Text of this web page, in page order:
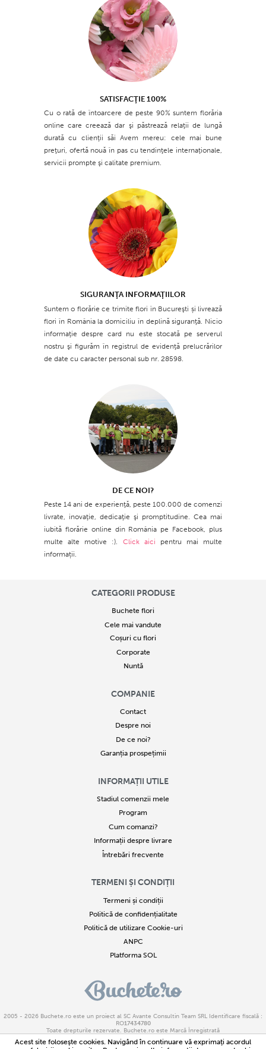
SATISFACŢIE 100%
Cu o rată de întoarcere de peste 90% suntem florăria
online care creează dar şi păstrează relaţii de lungă
durată cu clienţii săi Avem mereu: cele mai bune
preţuri, ofertă nouă în pas cu tendinţele internaţionale,
servicii prompte şi calitate premium.
SIGURANŢA INFORMAŢIILOR
Suntem o florărie ce trimite flori în Bucureşti și livrează
flori în România la domiciliu în deplină siguranţă. Nicio
informaţie despre card nu este stocată pe serverul
nostru şi figurăm în registrul de evidenţă prelucrărilor
de date cu caracter personal sub nr. 28598.
DE CE NOI?
Peste 14 ani de experienţă, peste 100.000 de comenzi
livrate, inovaţie, dedicaţie şi promptitudine. Cea mai
iubită florărie online din România pe Facebook, plus
multe alte motive :). Click aici pentru mai multe
informații.
CATEGORII PRODUSE
Buchete flori
Cele mai vandute
Coșuri cu flori
Corporate
Nuntă
COMPANIE
Contact
Despre noi
De ce noi?
Garanția prospețimii
INFORMAȚII UTILE
Stadiul comenzii mele
Program
Cum comanzi?
Informații despre livrare
Întrebări frecvente
TERMENI ȘI CONDIȚII
Termeni și condiții
Politică de confidențialitate
Politică de utilizare Cookie-uri
ANPC
Platforma SOL
2005 - 2026 Buchete.ro este un proiect al SC Avante Consultin Team SRL Identificare fiscală :
RO17434780
Toate drepturile rezervate. Buchete.ro este Marcă Înregistrată
Copierea parțială sau integrală a textelor sau imaginilor este strict interzisă. Încălcarea acestor
drepturi reprezintă infracțiune
Acest site foloseşte cookies. Navigând în continuare vă exprimaţi acordul